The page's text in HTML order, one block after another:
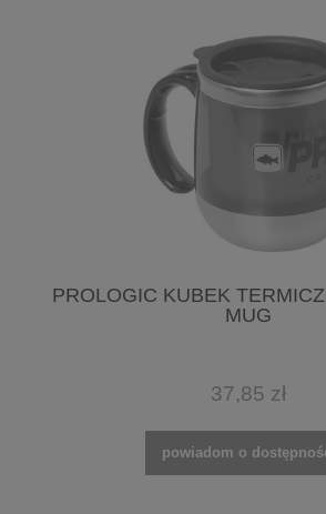
PROLOGIC KUBEK
MUG
37,85 zł
powiadom o